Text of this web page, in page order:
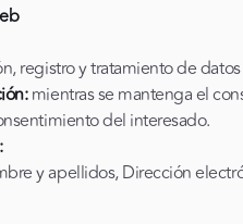
registro y tratamiento de
mientras se mantenga el
del interesado.
y apellidos, Dirección